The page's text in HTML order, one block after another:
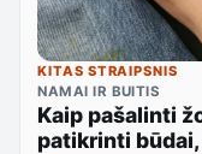
KITAS STRAIPSNIS
NAMAI IR BUITIS
Kaip pašalinti
patikrinti